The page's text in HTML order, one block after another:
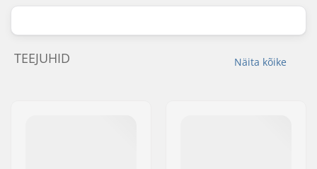
Näita kõike
TEEJUHID